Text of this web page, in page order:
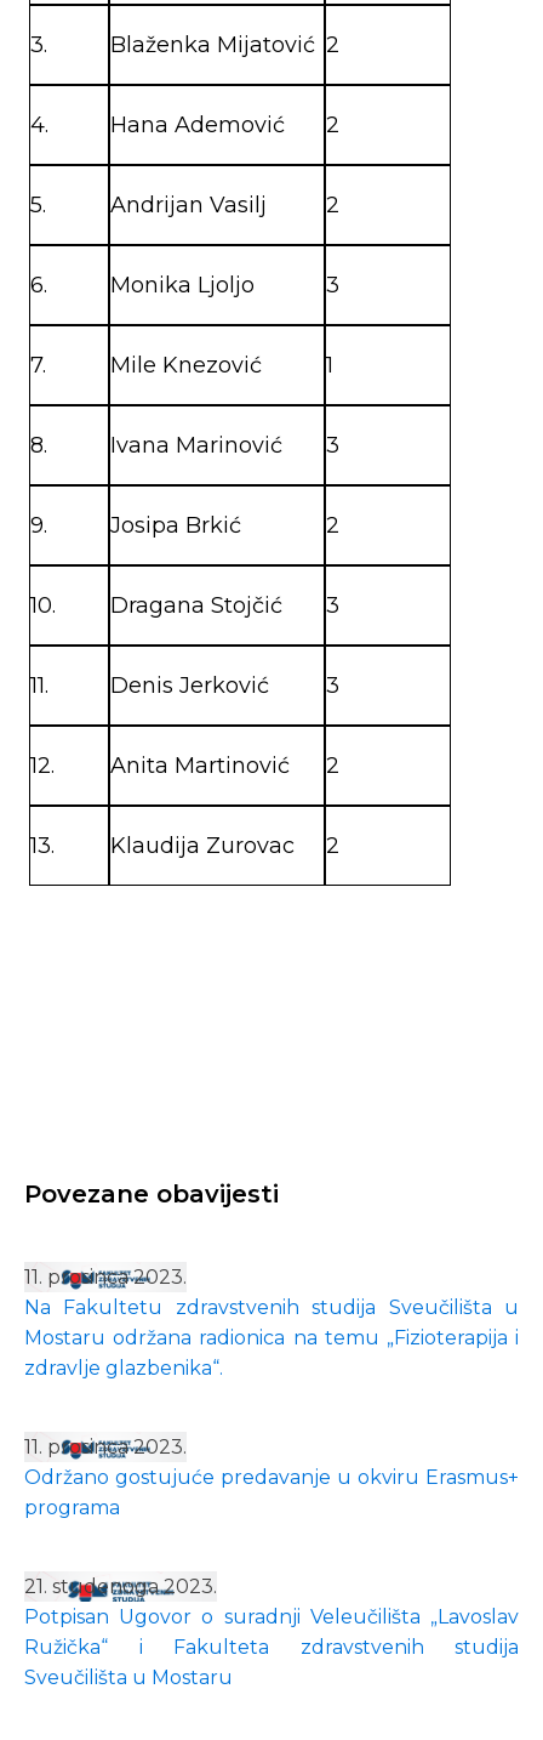
3. Blaženka Mijatović 2
4. Hana Ademović 2
5. Andrijan Vasilj 2
6. Monika Ljoljo 3
7. Mile Knezović 1
8. Ivana Marinović 3
9. Josipa Brkić 2
10. Dragana Stojčić 3
11. Denis Jerković 3
12. Anita Martinović 2
13. Klaudija Zurovac 2
Povezane obavijesti
11. prosinca 2023.
Na Fakultetu zdravstvenih studija Sveučilišta u
Mostaru održana radionica na temu „Fizioterapija i
zdravlje glazbenika“.
11. prosinca 2023.
Održano gostujuće predavanje u okviru Erasmus+
programa
21. studenoga 2023.
Potpisan Ugovor o suradnji Veleučilišta „Lavoslav
Ružička“ i Fakulteta zdravstvenih studija
Sveučilišta u Mostaru